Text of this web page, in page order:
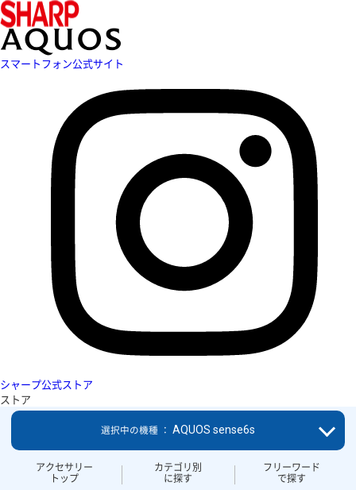
スマートフォン公式サイト
シャープ公式ストア
ストア
アクセサリー
トップ
カテゴリ別
に探す
フリーワード
で探す
選択中の機種 ： AQUOS sense6s